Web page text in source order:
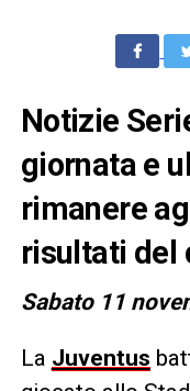
Notizie
giornata e
rimanere
risultati del
Sabato 11
La Juventus